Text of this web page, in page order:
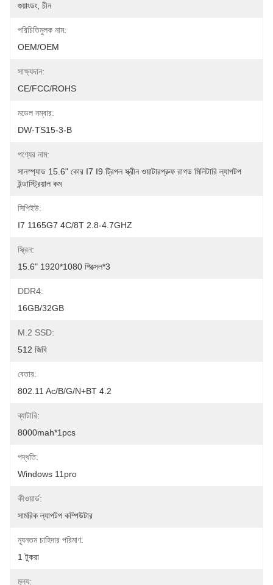
গুয়াংডং, চীন
পরিচিতিমুলক নাম:
OEM/OEM
সাক্ষ্যদান:
CE/FCC/ROHS
মডেল নম্বার:
DW-TS15-3-B
পণ্যের নাম:
সানস্প্যাড 15.6" কোর I7 I9 ট্রিপল স্ক্রীন ওয়াটারপ্রুফ রাগড মিলিটারি ল্যাপটপ
ইন্ডাস্ট্রিয়াল কম
সিপিইউ:
I7 1165G7 4C/8T 2.8-4.7GHZ
স্ক্রিন:
15.6" 1920*1080 পিক্সেল*3
DDR4:
16GB/32GB
M.2 SSD:
512 জিবি
বেতার:
802.11 Ac/b/g/n+BT 4.2
ব্যাটারি:
8000mah*1pcs
পদ্ধতি:
Windows 11pro
কীওয়ার্ড:
সামরিক ল্যাপটপ কম্পিউটার
ন্যূনতম চাহিদার পরিমাণ:
1 টুকরা
মূল্য: